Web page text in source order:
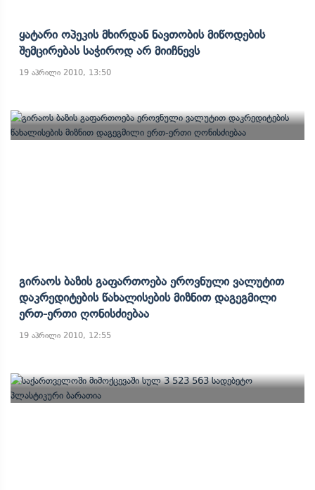
Ყატარი Ოპეკის Მხირდან Ნავთობის Მიწოდების
Შემცირებას Საჭიროდ Არ Მიიჩნევს
19 აპრილი 2010, 13:50
Გირაოს Ბაზის Გაფართოება Ეროვნული Ვალუტით
Დაკრედიტების Წახალისების Მიზნით Დაგეგმილი
Ერთ-Ერთი Ღონისძიებაა
19 აპრილი 2010, 12:55